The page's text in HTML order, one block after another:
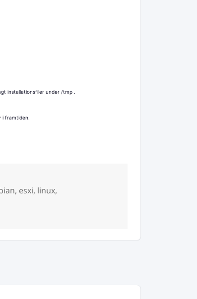
installationsfiler under /tmp .
i framtiden.
, esxi, linux,
tools på Debian 6.0 (Squeeze)